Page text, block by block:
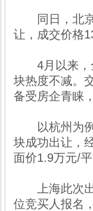
同日，北京
让，成交价格
4月以来，全
块热度不减。
备受房企青睐
以杭州为例
块成功出让，
面价1.9万元/
上海此次出
位竞买人报名